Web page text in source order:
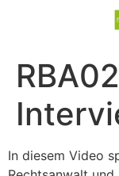
In diesem Video